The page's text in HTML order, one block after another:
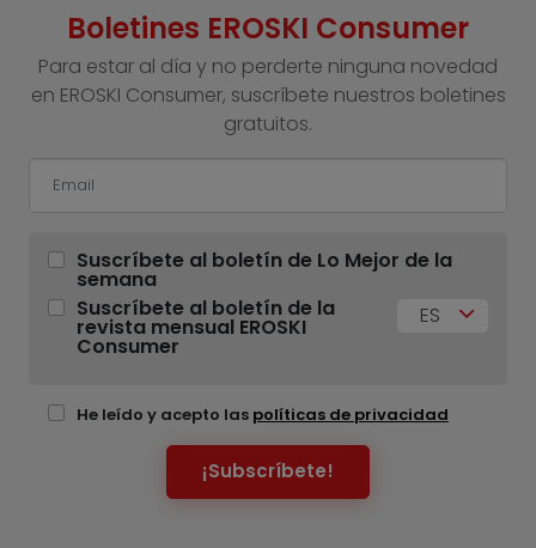
Boletines EROSKI Consumer
Para estar al día y no perderte ninguna novedad
en EROSKI Consumer, suscríbete nuestros boletines
gratuitos.
Suscríbete al boletín de Lo Mejor de la
semana
Suscríbete al boletín de la
revista mensual EROSKI
Consumer
ES
He leído y acepto las políticas de privacidad
¡Subscríbete!